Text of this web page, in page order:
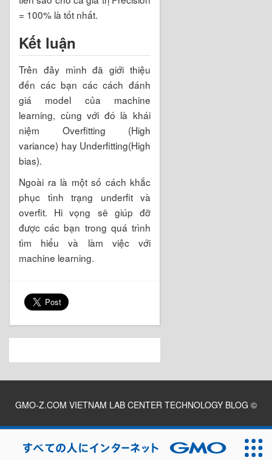
= 100% là tốt nhất.
Kết luận
Trên đây mình đã giới thiệu
đến các bạn các cách đánh
giá model của machine
learning, cùng với đó là khái
niệm Overfitting (High
variance) hay Underfitting(High
bias).
Ngoài ra là một số cách khắc
phục tình trạng underfit và
overfit. Hi vọng sẽ giúp đỡ
được các bạn trong quá trình
tìm hiểu và làm việc với
machine learning.
GMO-Z.COM VIETNAM LAB CENTER TECHNOLOGY BLOG ©
2026